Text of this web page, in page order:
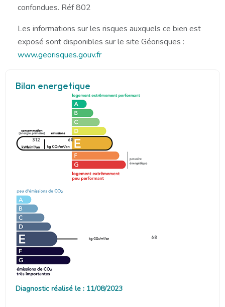
confondues. Réf 802
Les informations sur les risques auxquels ce bien est
exposé sont disponibles sur le site Géorisques :
www.georisques.gouv.fr
Bilan energetique
312 68
68
Diagnostic réalisé le : 11/08/2023